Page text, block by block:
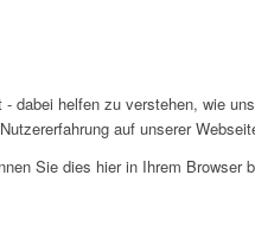
helfen zu verstehen, wie
auf unserer
Sie dies hier in Ihrem Browser